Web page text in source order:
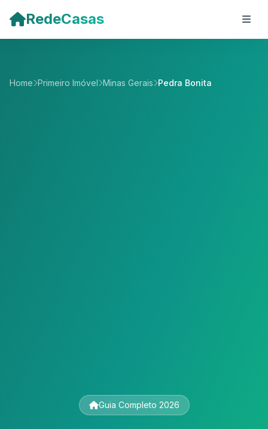
RedeCasas
Home Primeiro Imóvel Minas Gerais Pedra Bonita
Guia Completo 2026